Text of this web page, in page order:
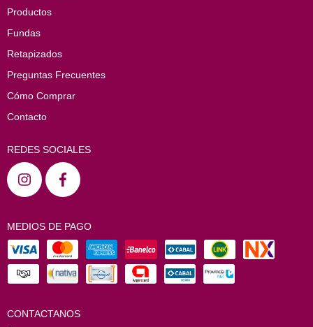
Productos
Fundas
Retapizados
Preguntas Frecuentes
Cómo Comprar
Contacto
REDES SOCIALES
MEDIOS DE PAGO
CONTACTANOS